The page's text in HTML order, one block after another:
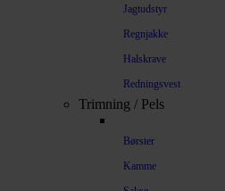
Jagtudstyr
Regnjakke
Halskrave
Redningsvest
Trimning / Pels
Børster
Kamme